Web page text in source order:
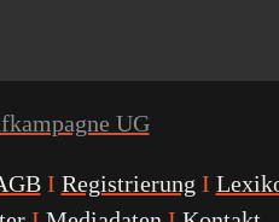
UG
I Registrierung I